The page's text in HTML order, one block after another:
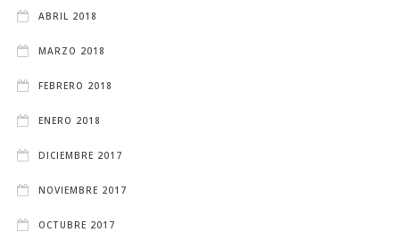
ABRIL 2018
MARZO 2018
FEBRERO 2018
ENERO 2018
DICIEMBRE 2017
NOVIEMBRE 2017
OCTUBRE 2017